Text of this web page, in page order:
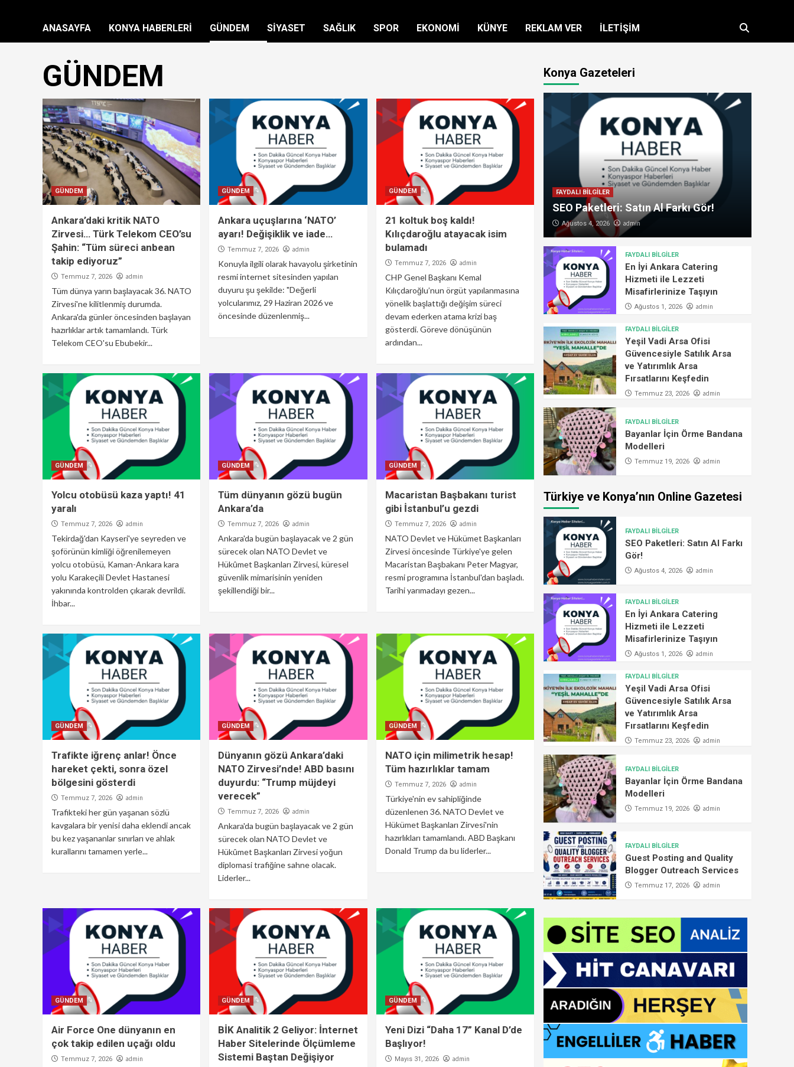
ANASAYFA KONYA HABERLERİ GÜNDEM SİYASET SAĞLIK SPOR EKONOMİ KÜNYE REKLAM VER İLETİŞİM
GÜNDEM
GÜNDEM
Ankara’daki kritik NATO
Zirvesi… Türk Telekom CEO’su
Şahin: “Tüm süreci anbean
takip ediyoruz”
Temmuz 7, 2026 admin
Tüm dünya yarın başlayacak 36. NATO
Zirvesi'ne kilitlenmiş durumda.
Ankara'da günler öncesinden başlayan
hazırlıklar artık tamamlandı. Türk
Telekom CEO'su Ebubekir...
GÜNDEM
Ankara uçuşlarına ‘NATO’
ayarı! Değişiklik ve iade…
Temmuz 7, 2026 admin
Konuyla ilgili olarak havayolu şirketinin
resmi internet sitesinden yapılan
duyuru şu şekilde: "Değerli
yolcularımız, 29 Haziran 2026 ve
öncesinde düzenlenmiş...
GÜNDEM
21 koltuk boş kaldı!
Kılıçdaroğlu atayacak isim
bulamadı
Temmuz 7, 2026 admin
CHP Genel Başkanı Kemal
Kılıçdaroğlu’nun örgüt yapılanmasına
yönelik başlattığı değişim süreci
devam ederken atama krizi baş
gösterdi. Göreve dönüşünün
ardından...
GÜNDEM
Yolcu otobüsü kaza yaptı! 41
yaralı
Temmuz 7, 2026 admin
Tekirdağ'dan Kayseri'ye seyreden ve
şoförünün kimliği öğrenilemeyen
yolcu otobüsü, Kaman-Ankara kara
yolu Karakeçili Devlet Hastanesi
yakınında kontrolden çıkarak devrildi.
İhbar...
GÜNDEM
Tüm dünyanın gözü bugün
Ankara’da
Temmuz 7, 2026 admin
Ankara'da bugün başlayacak ve 2 gün
sürecek olan NATO Devlet ve
Hükûmet Başkanları Zirvesi, küresel
güvenlik mimarisinin yeniden
şekillendiği bir...
GÜNDEM
Macaristan Başbakanı turist
gibi İstanbul’u gezdi
Temmuz 7, 2026 admin
NATO Devlet ve Hükümet Başkanları
Zirvesi öncesinde Türkiye'ye gelen
Macaristan Başbakanı Peter Magyar,
resmi programına İstanbul'dan başladı.
Tarihi yarımadayı gezen...
GÜNDEM
Trafikte iğrenç anlar! Önce
hareket çekti, sonra özel
bölgesini gösterdi
Temmuz 7, 2026 admin
Trafikteki her gün yaşanan sözlü
kavgalara bir yenisi daha eklendi ancak
bu kez yaşananlar sınırları ve ahlak
kurallarını tamamen yerle...
GÜNDEM
Dünyanın gözü Ankara’daki
NATO Zirvesi’nde! ABD basını
duyurdu: “Trump müjdeyi
verecek”
Temmuz 7, 2026 admin
Ankara'da bugün başlayacak ve 2 gün
sürecek olan NATO Devlet ve
Hükûmet Başkanları Zirvesi yoğun
diplomasi trafiğine sahne olacak.
Liderler...
GÜNDEM
NATO için milimetrik hesap!
Tüm hazırlıklar tamam
Temmuz 7, 2026 admin
Türkiye'nin ev sahipliğinde
düzenlenen 36. NATO Devlet ve
Hükümet Başkanları Zirvesi'nin
hazırlıkları tamamlandı. ABD Başkanı
Donald Trump da bu liderler...
GÜNDEM
Air Force One dünyanın en
çok takip edilen uçağı oldu
Temmuz 7, 2026 admin
GÜNDEM
BİK Analitik 2 Geliyor: İnternet
Haber Sitelerinde Ölçümleme
Sistemi Baştan Değişiyor
GÜNDEM
Yeni Dizi “Daha 17” Kanal D’de
Başlıyor!
Mayıs 31, 2026 admin
Konya Gazeteleri
FAYDALI BİLGİLER
SEO Paketleri: Satın Al Farkı Gör!
Ağustos 4, 2026 admin
FAYDALI BİLGİLER
En İyi Ankara Catering
Hizmeti ile Lezzeti
Misafirlerinize Taşıyın
Ağustos 1, 2026 admin
FAYDALI BİLGİLER
Yeşil Vadi Arsa Ofisi
Güvencesiyle Satılık Arsa
ve Yatırımlık Arsa
Fırsatlarını Keşfedin
Temmuz 23, 2026 admin
FAYDALI BİLGİLER
Bayanlar İçin Örme Bandana
Modelleri
Temmuz 19, 2026 admin
Türkiye ve Konya’nın Online Gazetesi
FAYDALI BİLGİLER
SEO Paketleri: Satın Al Farkı
Gör!
Ağustos 4, 2026 admin
FAYDALI BİLGİLER
En İyi Ankara Catering
Hizmeti ile Lezzeti
Misafirlerinize Taşıyın
Ağustos 1, 2026 admin
FAYDALI BİLGİLER
Yeşil Vadi Arsa Ofisi
Güvencesiyle Satılık Arsa
ve Yatırımlık Arsa
Fırsatlarını Keşfedin
Temmuz 23, 2026 admin
FAYDALI BİLGİLER
Bayanlar İçin Örme Bandana
Modelleri
Temmuz 19, 2026 admin
FAYDALI BİLGİLER
Guest Posting and Quality
Blogger Outreach Services
Temmuz 17, 2026 admin